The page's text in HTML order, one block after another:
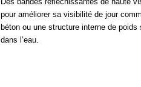
pour améliorer sa visibilité de jour
béton ou une structure interne de
dans l’eau.